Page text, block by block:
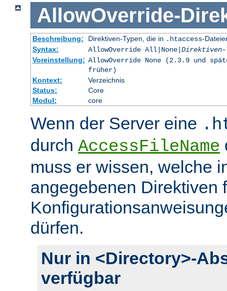
AllowOverride-
Beschreibung: Direktiven-Typen, die in .htaccess-
Syntax:
AllowOverride All|None| Direktiven-
Voreinstellung: AllowOverride None (2.3.9 und
früher)
Kontext:
Verzeichnis
Status:
Core
Modul:
core
Wenn der Server eine
durch AccessFileName
muss er wissen, welche
angegebenen Direktiven
dürfen.
Nur in <Directory>-
verfügbar